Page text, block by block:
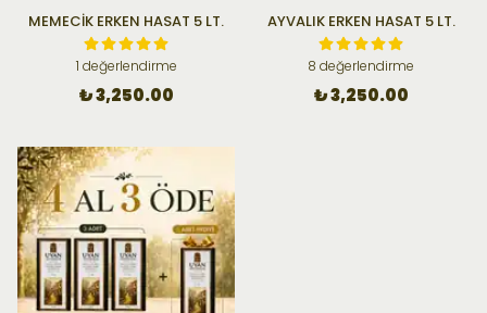
MEMECİK ERKEN HASAT 5 LT.
1 değerlendirme
₺ 3,250.00
AYVALIK ERKEN HASAT 5 LT.
8 değerlendirme
₺ 3,250.00